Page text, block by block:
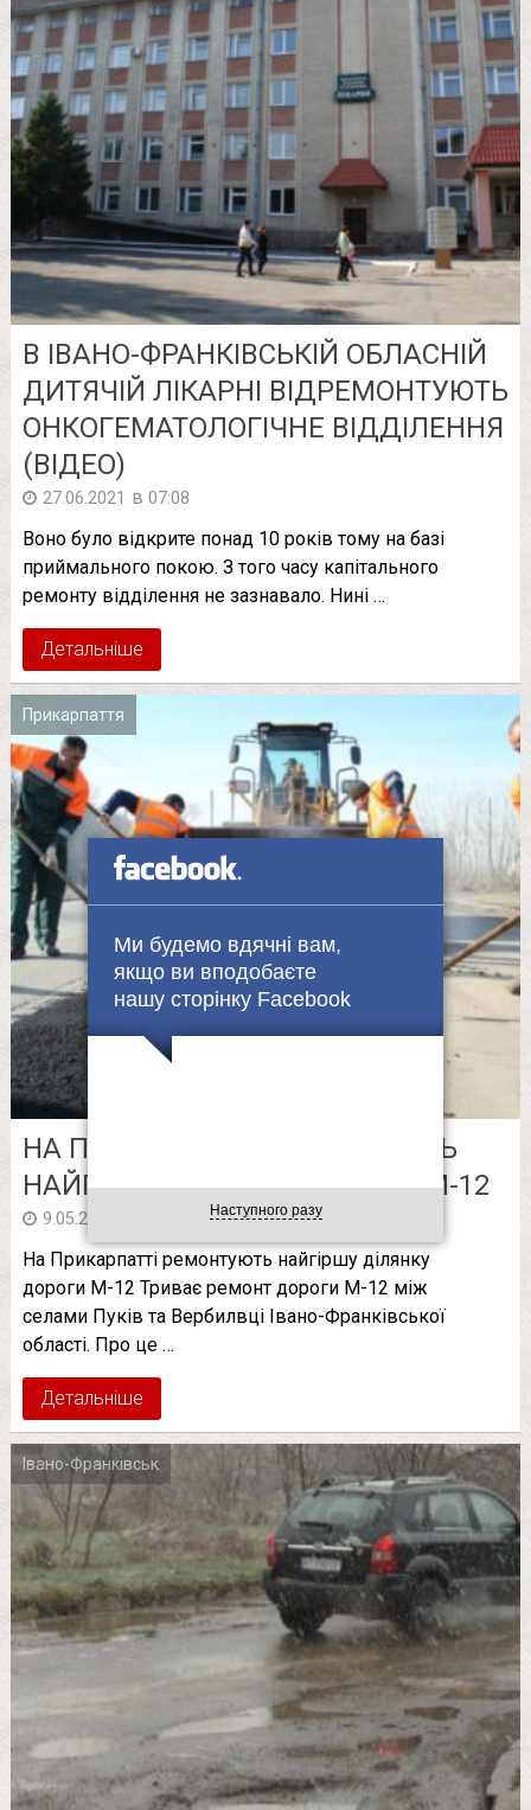
В ІВАНО-ФРАНКІВСЬКІЙ ОБЛАСНІЙ
ДИТЯЧІЙ ЛІКАРНІ ВІДРЕМОНТУЮТЬ
ОНКОГЕМАТОЛОГІЧНЕ ВІДДІЛЕННЯ
(ВІДЕО)
27.06.2021 в 07:08
Воно було відкрите понад 10 років тому на базі
приймального покою. З того часу капітального
ремонту відділення не зазнавало. Нині …
Детальніше
Прикарпаття
НА ПРИКАРПАТТІ РЕМОНТУЮТЬ
НАЙГІРШУ ДІЛЯНКУ ДОРОГИ М-12
9.05.2021
На Прикарпатті ремонтують найгіршу ділянку
дороги М-12 Триває ремонт дороги М-12 між
селами Пуків та Вербилвці Івано-Франківської
області. Про це …
Детальніше
Івано-Франківськ
Ми будемо вдячні вам,
якщо ви вподобаєте
нашу сторінку Facebook
Наступного разу